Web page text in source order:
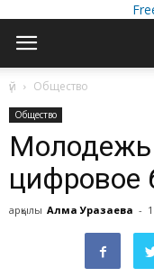
үй Общество
Общество
Молодежь
цифровое
арқылы Алма Уразаева -